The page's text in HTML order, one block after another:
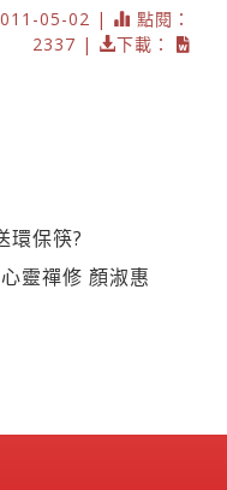
05-02 |
點閱：
2337 |
下載：
環保筷?
靈禪修 顏淑惠